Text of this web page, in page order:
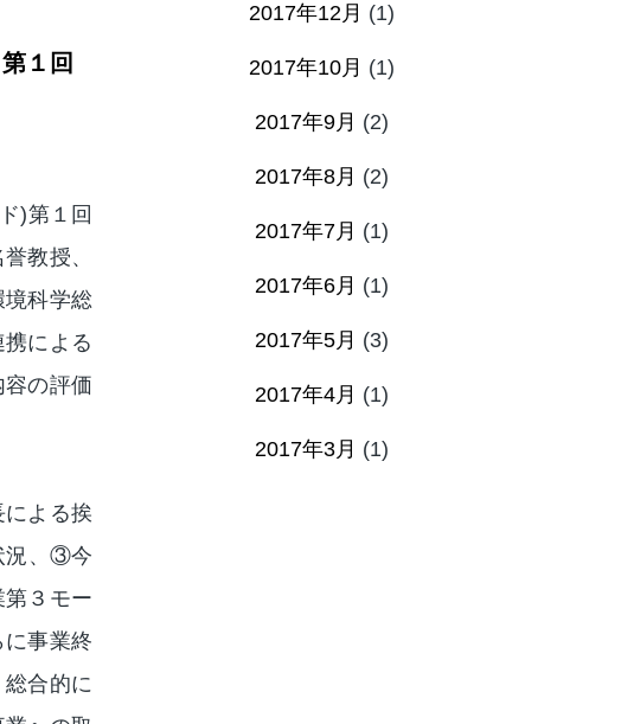
１回
)第１回
教授、
科学総
による
の評価
よる挨
況、③今
３モー
事業終
合的に
2017年12月 (1)
2017年10月 (1)
2017年9月 (2)
2017年8月 (2)
2017年7月 (1)
2017年6月 (1)
2017年5月 (3)
2017年4月 (1)
2017年3月 (1)